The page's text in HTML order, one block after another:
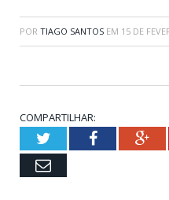
POR TIAGO SANTOS EM 15 DE
COMPARTILHAR:
TwitterFacebook
Email